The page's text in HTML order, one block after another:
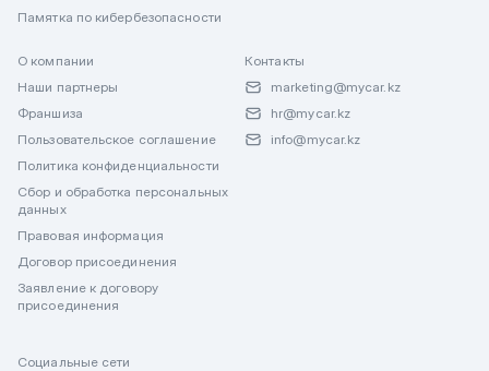
Памятка по кибербезопасности
О компании
Наши партнеры
Франшиза
Пользовательское соглашение
Политика конфиденциальности
Сбор и обработка персональных
данных
Правовая информация
Договор присоединения
Заявление к договору
присоединения
Контакты
marketing@mycar.kz
hr@mycar.kz
info@mycar.kz
Социальные сети